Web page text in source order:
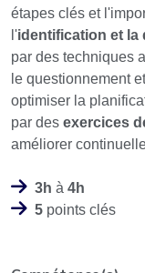
étapes clés et
l'identification et la
par des techniques
le questionnement
optimiser la
par des exercices
améliorer
3h à 4h
5 points clés